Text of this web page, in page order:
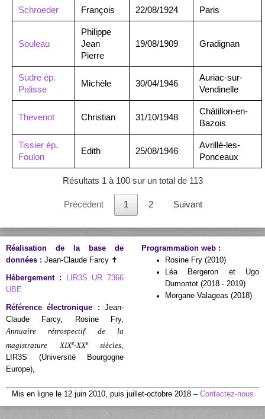
Schroeder François 22/08/1924 Paris
Souleau
Philippe
Jean
Pierre
19/08/1909 Gradignan
Sudre ép.
Palisse
Michèle 30/04/1946
Auriac-sur-
Vendinelle
Thevenot Christian 31/10/1948
Châtillon-en-
Bazois
Tissier ép.
Foulon
Edith 25/08/1946
Avrillé-les-
Ponceaux
Résultats 1 à 100 sur un total de 113
Précédent 1 2 Suivant
Réalisation de la base de
données : Jean-Claude Farcy ✝
Programmation web :
Rosine Fry (2010)
Léa Bergeron et Ugo
Dumontot (2018 - 2019)
Morgane Valageas (2018)
Hébergement :
LIR3S UR 7366
UBE
Référence électronique : Jean-
Claude Farcy, Rosine Fry,
Annuaire rétrospectif de la
magistrature XIXe-XXesiècles
LIR3S (Université Bourgogne
Europe),
Mis en ligne le 12 juin 2010, puis juillet-octobre 2018 – Contactez-nous